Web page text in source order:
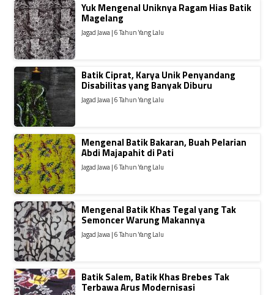
Yuk Mengenal Uniknya Ragam Hias Batik
Magelang
Jagad Jawa | 6 Tahun Yang Lalu
Batik Ciprat, Karya Unik Penyandang
Disabilitas yang Banyak Diburu
Jagad Jawa | 6 Tahun Yang Lalu
Mengenal Batik Bakaran, Buah Pelarian
Abdi Majapahit di Pati
Jagad Jawa | 6 Tahun Yang Lalu
Mengenal Batik Khas Tegal yang Tak
Semoncer Warung Makannya
Jagad Jawa | 6 Tahun Yang Lalu
Batik Salem, Batik Khas Brebes Tak
Terbawa Arus Modernisasi